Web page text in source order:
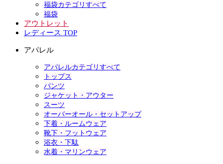
福袋カテゴリすべて
福袋
アウトレット
レディース TOP
アパレル
アパレルカテゴリすべて
トップス
パンツ
ジャケット・アウター
スーツ
オーバーオール・セットアップ
下着・ルームウェア
靴下・フットウェア
浴衣・下駄
水着・マリンウェア